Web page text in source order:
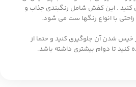
. این کفش شامل رنگبندی جذاب و
با انواع رنگها ست می شود.
خیس شدن آن جلوگیری کنید و حتما از
تا دوام بیشتری داشته باشد.